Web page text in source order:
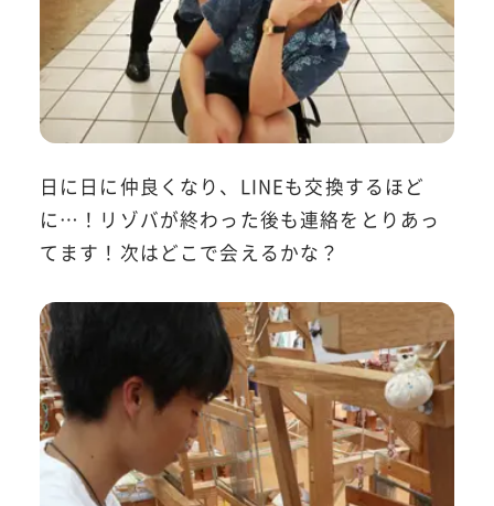
日に日に仲良くなり、LINEも交換するほど
に…！リゾバが終わった後も連絡をとりあっ
てます！次はどこで会えるかな？